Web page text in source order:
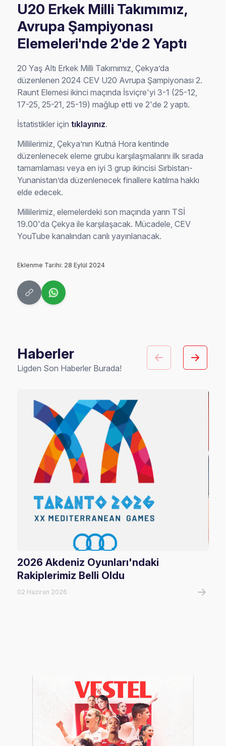
U20 Erkek Milli Takımımız,
Avrupa Şampiyonası
Elemeleri'nde 2'de 2 Yaptı
20 Yaş Altı Erkek Milli Takımımız, Çekya’da
düzenlenen 2024 CEV U20 Avrupa Şampiyonası 2.
Raunt Elemesi ikinci maçında İsviçre'yi 3-1 (25-12,
17-25, 25-21, 25-19) mağlup etti ve 2'de 2 yaptı.
İstatistikler içintıklayınız.
Millilerimiz, Çekya’nın Kutná Hora kentinde
düzenlenecek eleme grubu karşılaşmalarını ilk sırada
tamamlaması veya en iyi 3 grup ikincisi Sırbistan-
Yunanistan’da düzenlenecek finallere katılma hakkı
elde edecek.
Millilerimiz, elemelerdeki son maçında yarın TSİ
19.00'da Çekya ile karşılaşacak. Mücadele, CEV
YouTube kanalından canlı yayınlanacak.
Eklenme Tarihi: 28 Eylül 2024
Haberler
Ligden Son Haberler Burada!
2026 Akdeniz Oyunları'ndaki
Rakiplerimiz Belli Oldu
02 Haziran 2026